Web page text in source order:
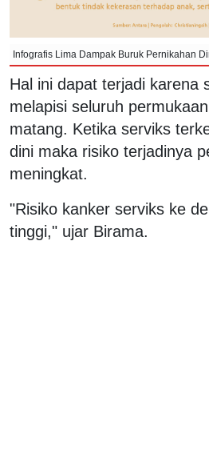
Infografis Lima Dampak Buruk Pernikahan
Hal ini dapat terjadi karena
melapisi seluruh
matang. Ketika serviks
dini maka risiko terjadinya
meningkat.
"Risiko kanker serviks ke
tinggi," ujar Birama.